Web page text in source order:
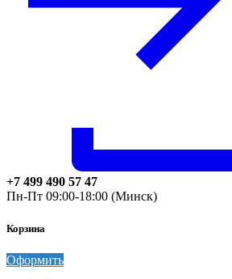
+7 499 490 57 47
Пн-Пт 09:00-18:00 (Минск)
Корзина
Оформить